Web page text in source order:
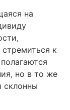
на
к
но в то же
склонны